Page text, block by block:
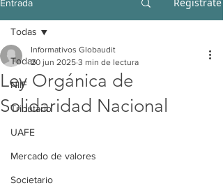
Entrada
Todas
NIIF
Tributario
UAFE
Mercado de valores
Societario
Todas
Ley Orgánica de
Solidaridad Nacional
Informativos Globaudit
20 jun 2025 3 min de lectura